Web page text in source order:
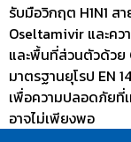
รับมือวิกฤต H1N1
Oseltamivir และค
และพื้นที่ส่วนตัวด้วย
มาตรฐานยุโรป EN
เพื่อความปลอดภัยที่
อาจไม่เพียงพอ